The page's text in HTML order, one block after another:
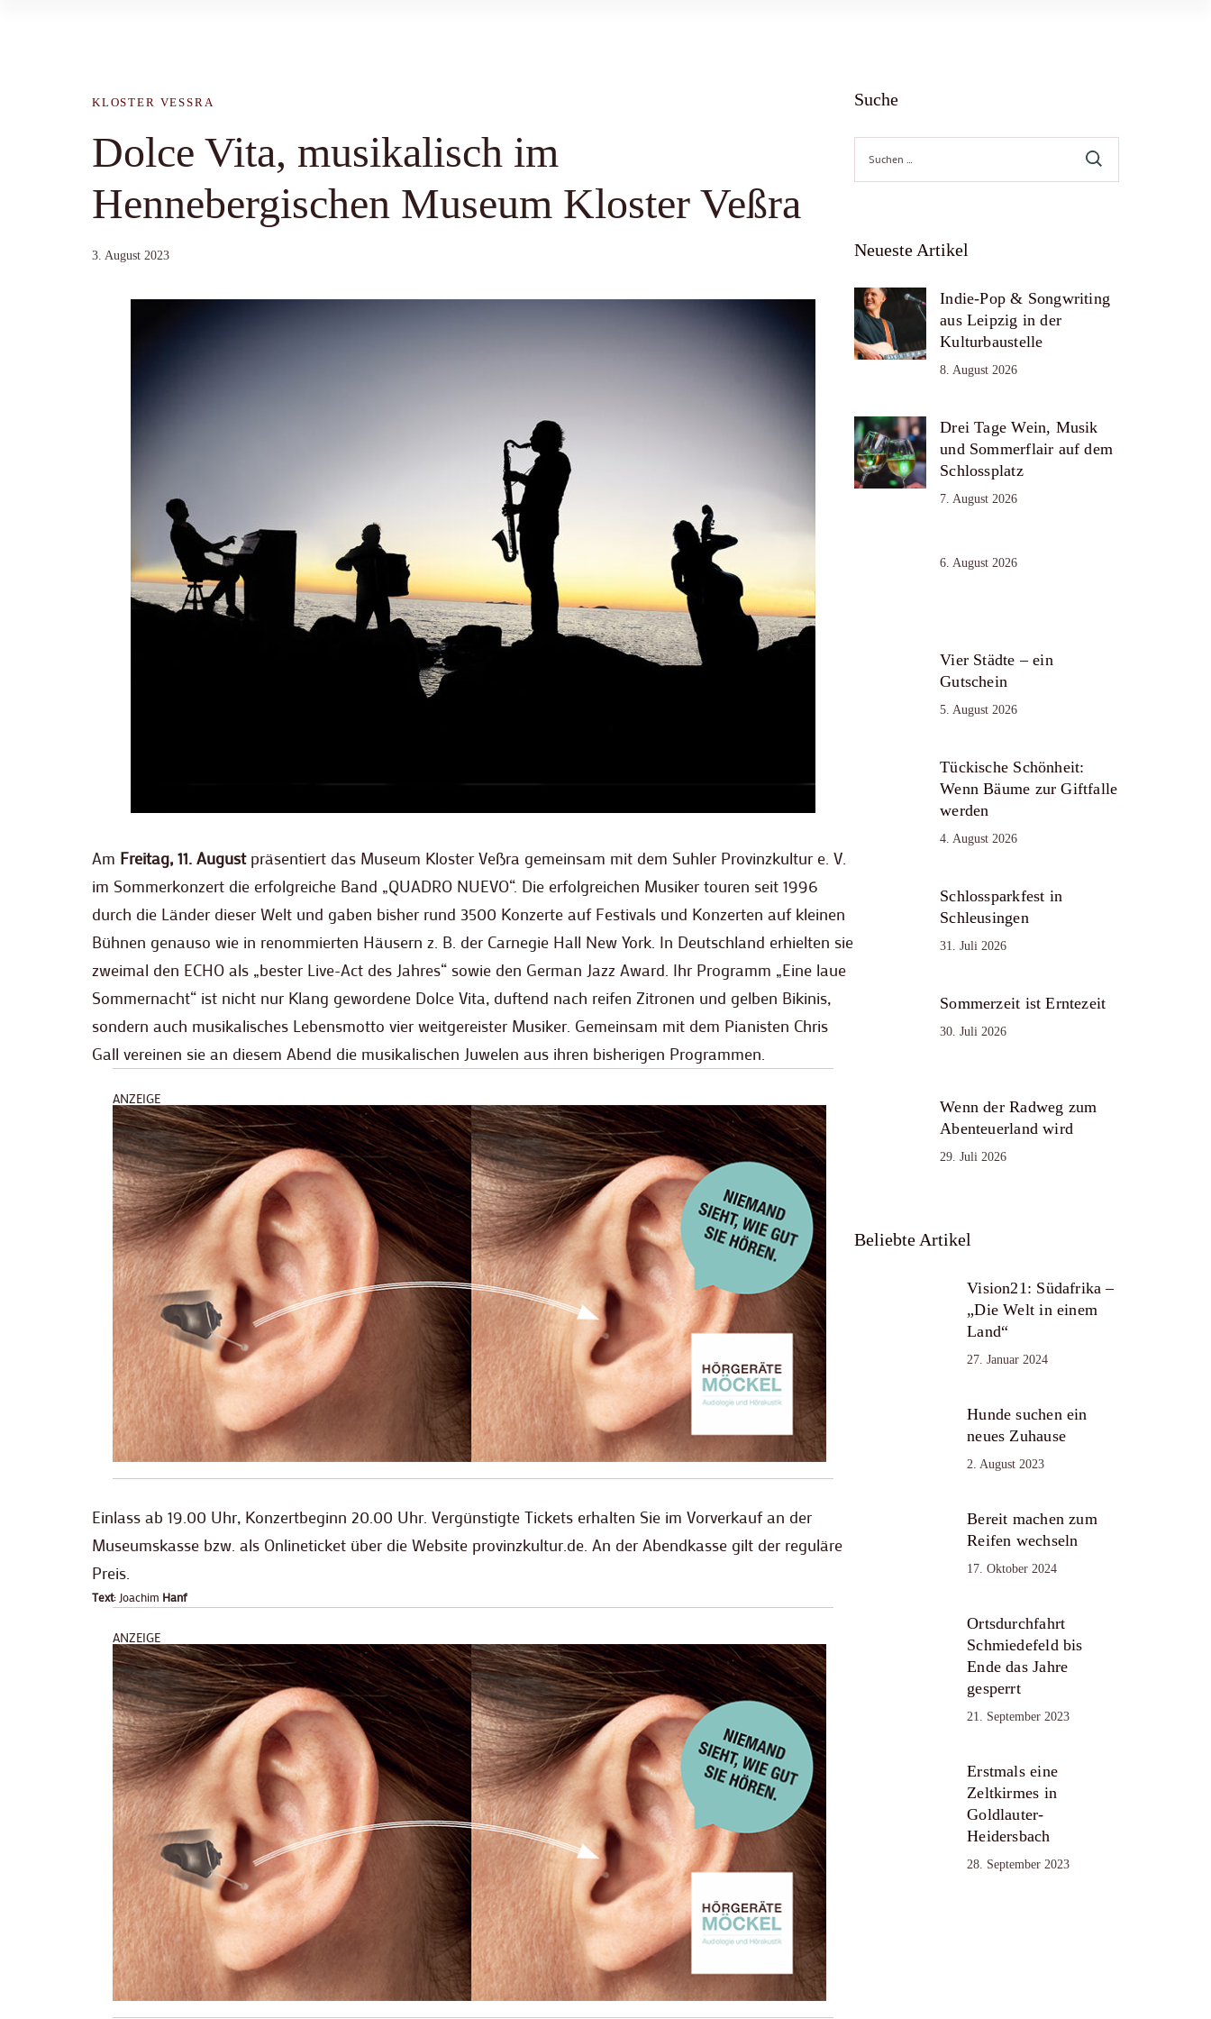
KLOSTER VESSRA
Dolce Vita, musikalisch im
Hennebergischen Museum Kloster Veßra
3. August 2023
Am Freitag, 11. Augustpräsentiert das Museum Kloster Veßra gemeinsam mit dem Suhler Provinzkultur e. V.
im Sommerkonzert die erfolgreiche Band „QUADRO NUEVO“. Die erfolgreichen Musiker touren seit 1996
durch die Länder dieser Welt und gaben bisher rund 3500 Konzerte auf Festivals und Konzerten auf kleinen
Bühnen genauso wie in renommierten Häusern z. B. der Carnegie Hall New York. In Deutschland erhielten sie
zweimal den ECHO als „bester Live-Act des Jahres“ sowie den German Jazz Award. Ihr Programm „Eine laue
Sommernacht“ ist nicht nur Klang gewordene Dolce Vita, duftend nach reifen Zitronen und gelben Bikinis,
sondern auch musikalisches Lebensmotto vier weitgereister Musiker. Gemeinsam mit dem Pianisten Chris
Gall vereinen sie an diesem Abend die musikalischen Juwelen aus ihren bisherigen Programmen.
ANZEIGE
Einlass ab 19.00 Uhr, Konzertbeginn 20.00 Uhr. Vergünstigte Tickets erhalten Sie im Vorverkauf an der
Museumskasse bzw. als Onlineticket über die Website provinzkultur.de. An der Abendkasse gilt der reguläre
Preis.
Text: Joachim Hanf
ANZEIGE
Suche
Suche
nach:
Neueste Artikel
Indie-Pop & Songwriting
aus Leipzig in der
Kulturbaustelle
8. August 2026
Drei Tage Wein, Musik
und Sommerflair auf dem
Schlossplatz
7. August 2026
6. August 2026
Vier Städte – ein
Gutschein
5. August 2026
Tückische Schönheit:
Wenn Bäume zur Giftfalle
werden
4. August 2026
Schlossparkfest in
Schleusingen
31. Juli 2026
Sommerzeit ist Erntezeit
30. Juli 2026
Wenn der Radweg zum
Abenteuerland wird
29. Juli 2026
Beliebte Artikel
Vision21: Südafrika –
„Die Welt in einem
Land“
27. Januar 2024
Hunde suchen ein
neues Zuhause
2. August 2023
Bereit machen zum
Reifen wechseln
17. Oktober 2024
Ortsdurchfahrt
Schmiedefeld bis
Ende das Jahre
gesperrt
21. September 2023
Erstmals eine
Zeltkirmes in
Goldlauter-
Heidersbach
28. September 2023